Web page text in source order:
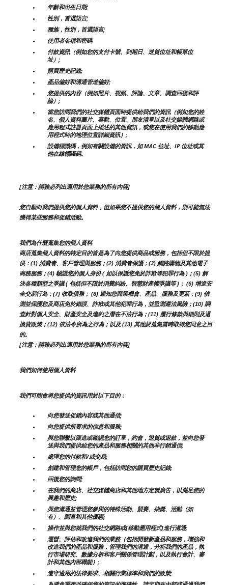
年齡和出生日期;
性別，首選語言;
種族，性別，首選語言;
使用者名稱和密碼
付款資訊（例如您的支付卡號、到期日、送貨位址和帳單位
址）;
購買歷史記錄;
產品偏好和溝通管道偏好;
您提供的內容（例如照片、視頻、評論、文章、調查回復和評
論）;
當您訪問我們的社交媒體頁面時提供給我們的資訊（例如您的姓
名、個人資料圖片、喜歡、位置、朋友清單以及社交媒體網路或
應用程式註冊頁面上描述的其他資訊，或您在使用我們的移動應
用程式時的地理位置詳細資訊）;
設備標識碼，例如有關設備的資訊，如 MAC 位址、IP 位址或其
他在線標識碼。
[注意：請務必列出適用於您業務的所有內容]
您自願向我們提供您的個人資料，但如果您不提供您的個人資料，則可能無法
獲得某些服務和促銷活動。
我們為什麼蒐集您的個人資料
商店蒐集個人資料的特定目的皆是為了向您提供商品或服務，包括但不限於提
供：(1) 消費者、客戶管理與服務；(2) 消費者保護；(3) 網路購物及其他電子
商務服務；(4) 驗證您的個人身份 ( 如以保護您免於詐欺等犯罪行為 )；(5) 解
決各種類型之爭議 ( 包括但不限於消費糾紛、智慧財產權爭議等 )； (6) 增進安
全交易行為；(7) 收取債務； (8) 通知您商業機會、產品、服務及更新；(9) 偵
測並保護您及商店免於錯誤、詐欺或其他犯罪行為，並監測遵法風險；(10) 調
查針對個人安全、財產安全及違約之潛在不法行為；(11) 履行條款與細則及退
換貨政策；(12) 依法令所為之行為；以及 (13) 其他於蒐集當時取得您同意之目
的。
[注意：請務必列出適用於您業務的所有內容]
我們如何使用個人資料
我們可能會將您提供的資訊用於以下目的：
向您發送促銷內容或其他通信;
向您提供所要求的信息和服務;
與您聯繫以跟進或確認您的訂單，約會，退貨或退款，並向您發
送與我們提供給您的產品和服務相關的其他非行銷通信;
處理您的付款和/或交易;
創建和管理您的帳戶，包括訪問您的購買歷史記錄;
回復您的詢問;
在我們的商店、社交媒體商店和其他地方定製廣告，以滿足您的
興趣和歷史;
與您溝通並管理您參與的特殊活動、競賽、抽獎、活動（如
有）、調查和其他優惠;
操作並與您就我們的社交網路或[移動應用程式]進行溝通;
運營、評估和改進我們的業務（包括開發新產品和服務，增強和
改進我們的產品和服務，管理我們的溝通，分析我們的產品，執
行市場研究、數據分析和客戶關係管理計劃，以及執行會計、審
計和其他內部職能）;
遵守適用的法律要求、相關行業標準和我們的政策;